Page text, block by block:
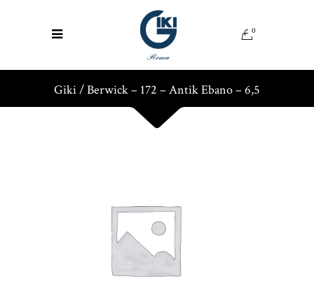
0
Giki/Berwick – 172 – Antik Ebano – 6,5